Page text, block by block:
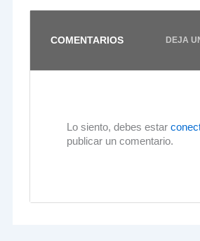
COMENTARIOS DEJA
Lo siento, debes estar
publicar un comentario.